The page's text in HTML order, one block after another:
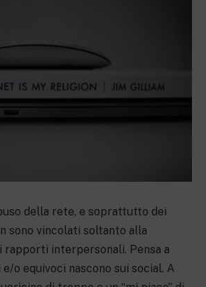
della rete, e soprattutto dei
sono vincolati soltanto alla
rapporti interpersonali. Pensa a
o equivoci nascono sui social. A